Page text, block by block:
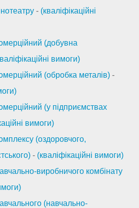
- (кваліфікаційні
(добувна
вимоги)
(обробка металів) -
(у підприємствах
вимоги)
(оздоровчого,
- (кваліфікаційні вимоги)
виробничого комбінату
(навчально-